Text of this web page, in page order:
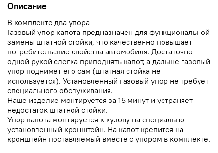
Описание
В комплекте два упора
Газовый упор капота предназначен для функциональной
замены штатной стойки, что качественно повышает
потребительские свойства автомобиля. Достаточно
одной рукой слегка приподнять капот, а дальше газовый
упор поднимет его сам (штатная стойка не
используется). Установленный газовый упор не требует
специального обслуживания.
Наше изделие монтируется за 15 минут и устраняет
недостаток штатной стойки.
Упор капота монтируется к кузову на специально
установленный кронштейн. На капот крепится на
кронштейн поставляемый вместе с упором в комплекте.